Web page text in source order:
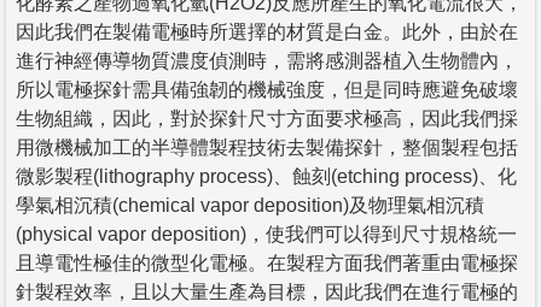
因此我們在製備電極時所選擇的材質是白金。此外，由於在
進行神經傳導物質濃度偵測時，需將感測器植入生物體內，
所以電極探針需具備強韌的機械強度，但是同時應避免破壞
生物組織，因此，對於探針尺寸方面要求極高，因此我們採
用微機械加工的半導體製程技術去製備探針，整個製程包括
微影製程(lithography process)、蝕刻(etching process)、化
學氣相沉積(chemical vapor deposition)及物理氣相沉積
(physical vapor deposition)，使我們可以得到尺寸規格統一
且導電性極佳的微型化電極。在製程方面我們著重由電極探
針製程效率，且以大量生產為目標，因此我們在進行電極的